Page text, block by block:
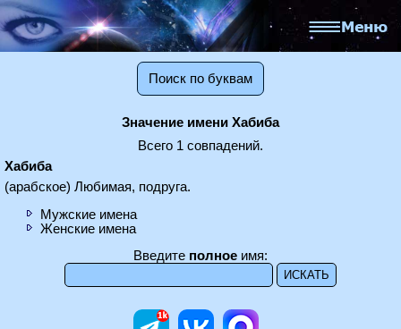
Поиск по буквам
Значение имени Хабиба
Всего 1 совпадений.
Хабиба
(арабское) Любимая, подруга.
Мужские имена
Женские имена
Введите полное имя: